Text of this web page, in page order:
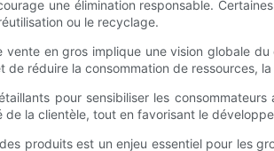
une élimination responsable.
ou le recyclage.
en gros implique une vision globale
réduire la consommation de ressources,
pour sensibiliser les
la clientèle, tout en favorisant le
produits est un enjeu essentiel pour les